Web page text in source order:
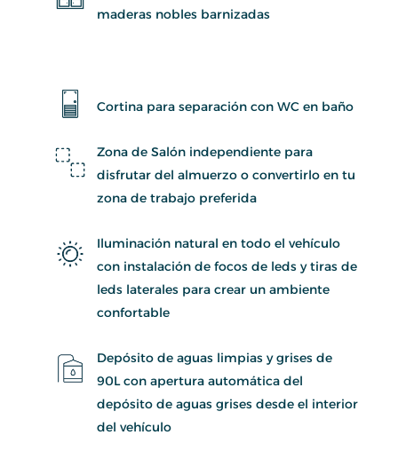
maderas nobles barnizadas
Cortina para separación con WC en baño
Zona de Salón independiente para
disfrutar del almuerzo o convertirlo en tu
zona de trabajo preferida
Iluminación natural en todo el vehículo
con instalación de focos de leds y tiras de
leds laterales para crear un ambiente
confortable
Depósito de aguas limpias y grises de
90L con apertura automática del
depósito de aguas grises desde el interior
del vehículo